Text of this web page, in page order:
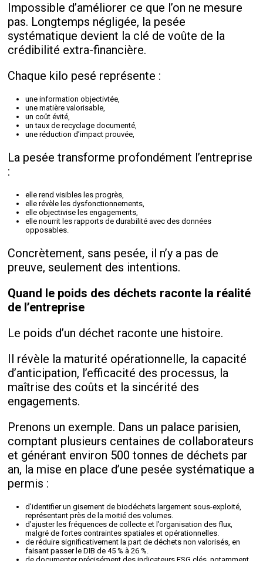
Impossible d’améliorer ce que l’on ne mesure
pas. Longtemps négligée, la pesée
systématique devient la clé de voûte de la
crédibilité extra-financière.
Chaque kilo pesé représente :
une information objectivtée,
une matière valorisable,
un coût évité,
un taux de recyclage documenté,
une réduction d’impact prouvée,
La pesée transforme profondément l’entreprise
:
elle rend visibles les progrès,
elle révèle les dysfonctionnements,
elle objectivise les engagements,
elle nourrit les rapports de durabilité avec des données
opposables.
Concrètement, sans pesée, il n’y a pas de
preuve, seulement des intentions.
Quand le poids des déchets raconte la réalité
de l’entreprise
Le poids d’un déchet raconte une histoire.
Il révèle la maturité opérationnelle, la capacité
d’anticipation, l’efficacité des processus, la
maîtrise des coûts et la sincérité des
engagements.
Prenons un exemple. Dans un palace parisien,
comptant plusieurs centaines de collaborateurs
et générant environ 500 tonnes de déchets par
an, la mise en place d’une pesée systématique a
permis :
d’identifier un gisement de biodéchets largement sous-exploité,
représentant près de la moitié des volumes.
d’ajuster les fréquences de collecte et l’organisation des flux,
malgré de fortes contraintes spatiales et opérationnelles.
de réduire significativement la part de déchets non valorisés, en
faisant passer le DIB de 45 % à 26 %.